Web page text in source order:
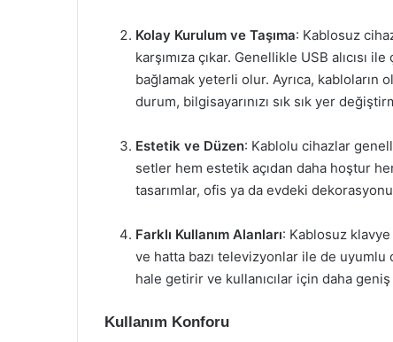
Kolay Kurulum ve Taşıma: Kablosuz
karşımıza çıkar. Genellikle USB alıcısı
bağlamak yeterli olur. Ayrıca, kabloların
durum, bilgisayarınızı sık sık yer
Estetik ve Düzen: Kablolu cihazlar
setler hem estetik açıdan daha hoştur
tasarımlar, ofis ya da evdeki
Farklı Kullanım Alanları: Kablosuz
ve hatta bazı televizyonlar ile de uyumlu
hale getirir ve kullanıcılar için daha
Kullanım Konforu